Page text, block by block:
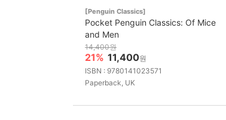
[Penguin Classics]
Pocket Penguin Classics: Of Mice
and Men
14,400원
21% 11,400원
ISBN : 9780141023571
Paperback, UK